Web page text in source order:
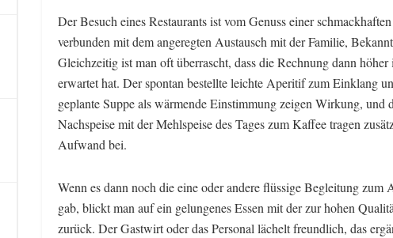
Der Besuch eines Restaurants ist vom Genuss einer
verbunden mit dem angeregten Austausch mit der Familie,
Gleichzeitig ist man oft überrascht, dass die Rechnung dann höher
erwartet hat. Der spontan bestellte leichte Aperitif zum Einklang
geplante Suppe als wärmende Einstimmung zeigen Wirkung, und
Nachspeise mit der Mehlspeise des Tages zum Kaffee tragen
Aufwand bei.
Wenn es dann noch die eine oder andere flüssige Begleitung zum
gab, blickt man auf ein gelungenes Essen mit der zur hohen
zurück. Der Gastwirt oder das Personal lächelt freundlich, das